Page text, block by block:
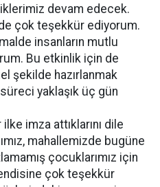
devam edecek.
çok teşekkür ediyorum.
insanların mutlu
Bu etkinlik için de
şekilde hazırlanmak
yaklaşık üç gün
imza attıklarını dile
mahallemizde bugüne
çocuklarımız için
çok teşekkür